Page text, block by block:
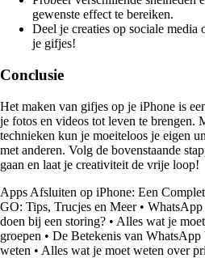
gewenste effect te bereiken.
Deel je creaties op sociale media
je gifjes!
Conclusie
Het maken van gifjes op je iPhone is
je fotos en videos tot leven te brengen.
technieken kun je moeiteloos je eigen
met anderen. Volg de bovenstaande
gaan en laat je creativiteit de vrije loop!
Apps Afsluiten op iPhone: Een
GO: Tips, Trucjes en Meer• WhatsApp
doen bij een storing? • Alles wat je
groepen • De Betekenis van
weten • Alles wat je moet weten over